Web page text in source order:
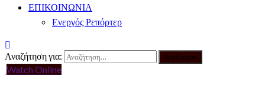
ΕΠΙΚΟΙΝΩΝΙΑ
Ενεργός Ρεπόρτερ
Αναζήτηση για:
Watch Online